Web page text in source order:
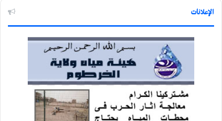
الإعلانات